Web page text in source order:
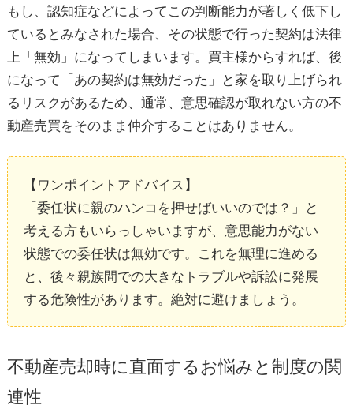
い）
将来の「空き家化」を防ぐための早期対策の重
要性
お悩みは地域密着の専門家へ！
もし、認知症などによってこの判断能力が著しく低下し
ているとみなされた場合、その状態で行った契約は法律
上「無効」になってしまいます。買主様からすれば、後
になって「あの契約は無効だった」と家を取り上げられ
るリスクがあるため、通常、意思確認が取れない方の不
動産売買をそのまま仲介することはありません。
【ワンポイントアドバイス】
「委任状に親のハンコを押せばいいのでは？」と
考える方もいらっしゃいますが、意思能力がない
状態での委任状は無効です。これを無理に進める
と、後々親族間での大きなトラブルや訴訟に発展
する危険性があります。絶対に避けましょう。
不動産売却時に直面するお悩みと制度の関
連性